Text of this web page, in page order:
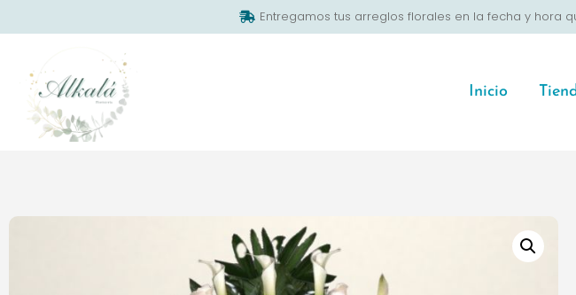
Entregamos tus arreglos florales en la fecha y hora
Inicio